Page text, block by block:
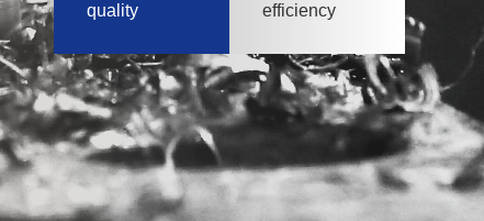
quality
efficiency